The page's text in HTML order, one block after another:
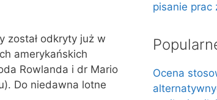
został odkryty już w
amerykańskich
Rowlanda i dr Mario
Do niedawna lotne
pisanie prac
Ocena